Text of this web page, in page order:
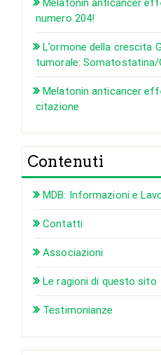
Melatonin anticancer
numero 204!
L’ormone della crescita
tumorale:
Melatonin anticancer
citazione
Contenuti
MDB: Informazioni e
Contatti
Associazioni
Le ragioni di questo sito
Testimonianze